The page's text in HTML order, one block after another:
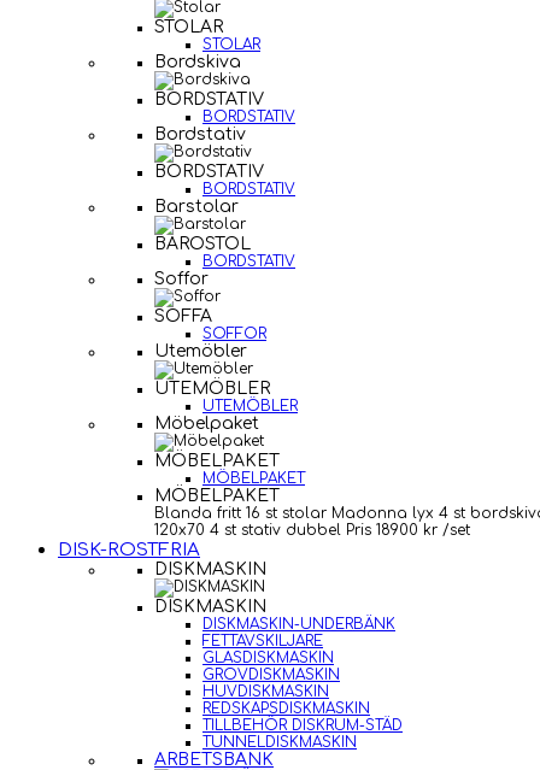
STOLAR
STOLAR
Bordskiva
BORDSTATIV
BORDSTATIV
Bordstativ
BORDSTATIV
BORDSTATIV
Barstolar
BAROSTOL
BORDSTATIV
Soffor
SOFFA
SOFFOR
Utemöbler
UTEMÖBLER
UTEMÖBLER
Möbelpaket
MÖBELPAKET
MÖBELPAKET
MÖBELPAKET
Blanda fritt 16 st stolar Madonna lyx 4 st
120x70 4 st stativ dubbel Pris 18900 kr /set
DISK-ROSTFRIA
DISKMASKIN
DISKMASKIN
DISKMASKIN-UNDERBÄNK
FETTAVSKILJARE
GLASDISKMASKIN
GROVDISKMASKIN
HUVDISKMASKIN
REDSKAPSDISKMASKIN
TILLBEHÖR DISKRUM-STÄD
TUNNELDISKMASKIN
ARBETSBÄNK